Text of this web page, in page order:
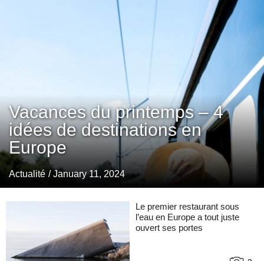
Vacances du printemps – 4
idées de destinations en
Europe
Actualité / January 11, 2024
Le premier restaurant sous
l’eau en Europe a tout juste
ouvert ses portes